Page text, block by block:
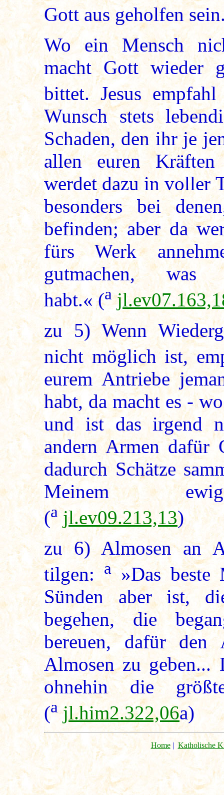
Gott aus geholfen
Wo ein Mensch
macht Gott wieder
bittet. Jesus
Wunsch stets
Schaden, den ihr je
allen euren
werdet dazu in voller
besonders bei
befinden; aber da
fürs Werk
gutmachen,
habt.« (a
zu5) Wenn
nicht möglich ist,
eurem Antriebe
habt, da macht es -
und ist das irgend
andern Armen dafür
dadurch Schätze
Meinem
(a jl.ev09.213,13)
zu 6) Almosen an
tilgen: a»Das beste
Sünden aber ist,
begehen, die
bereuen, dafür
Almosen zu geben...
ohnehin die
(a jl.him2.322,06a)
Home| Katholische